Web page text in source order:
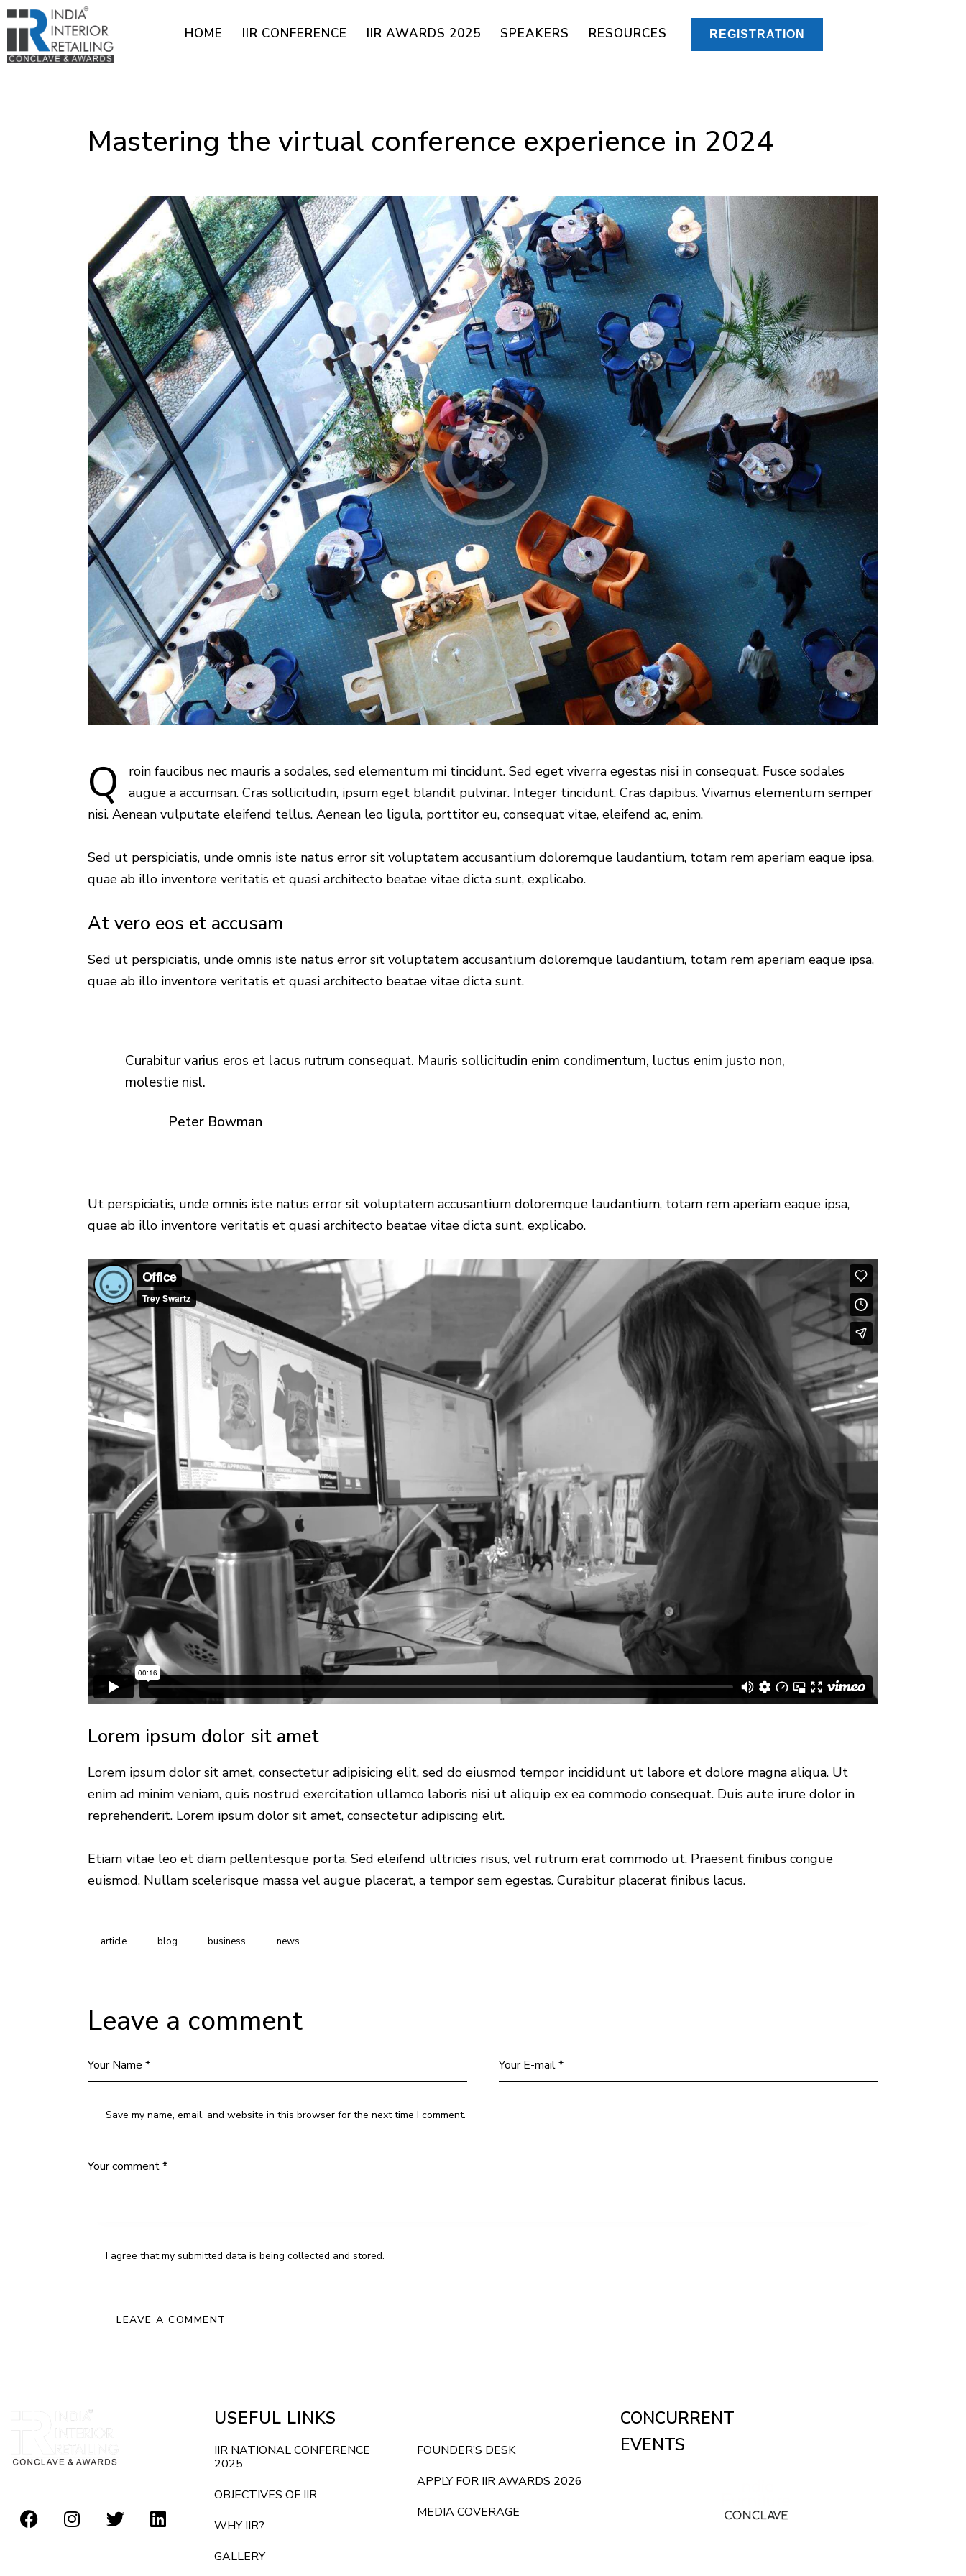
HOME IIR CONFERENCE IIR AWARDS 2025 SPEAKERS RESOURCES REGISTRATION
Mastering the virtual conference experience in 2024
Q
roin faucibus nec mauris a sodales, sed elementum mi tincidunt. Sed eget viverra egestas nisi in consequat. Fusce sodales
augue a accumsan. Cras sollicitudin, ipsum eget blandit pulvinar. Integer tincidunt. Cras dapibus. Vivamus elementum semper
nisi. Aenean vulputate eleifend tellus. Aenean leo ligula, porttitor eu, consequat vitae, eleifend ac, enim.
Sed ut perspiciatis, unde omnis iste natus error sit voluptatem accusantium doloremque laudantium, totam rem aperiam eaque ipsa,
quae ab illo inventore veritatis et quasi architecto beatae vitae dicta sunt, explicabo.
At vero eos et accusam
Sed ut perspiciatis, unde omnis iste natus error sit voluptatem accusantium doloremque laudantium, totam rem aperiam eaque ipsa,
quae ab illo inventore veritatis et quasi architecto beatae vitae dicta sunt.
Curabitur varius eros et lacus rutrum consequat. Mauris sollicitudin enim condimentum, luctus enim justo non,
molestie nisl.
Peter Bowman
Ut perspiciatis, unde omnis iste natus error sit voluptatem accusantium doloremque laudantium, totam rem aperiam eaque ipsa,
quae ab illo inventore veritatis et quasi architecto beatae vitae dicta sunt, explicabo.
Lorem ipsum dolor sit amet
Lorem ipsum dolor sit amet, consectetur adipisicing elit, sed do eiusmod tempor incididunt ut labore et dolore magna aliqua. Ut
enim ad minim veniam, quis nostrud exercitation ullamco laboris nisi ut aliquip ex ea commodo consequat. Duis aute irure dolor in
reprehenderit. Lorem ipsum dolor sit amet, consectetur adipiscing elit.
Etiam vitae leo et diam pellentesque porta. Sed eleifend ultricies risus, vel rutrum erat commodo ut. Praesent finibus congue
euismod. Nullam scelerisque massa vel augue placerat, a tempor sem egestas. Curabitur placerat finibus lacus.
article blog business news
Leave a comment
Save my name, email, and website in this browser for the next time I comment.
I agree that my submitted data is being collected and stored.
USEFUL LINKS
IIR NATIONAL CONFERENCE
2025
OBJECTIVES OF IIR
WHY IIR?
GALLERY
FOUNDER’S DESK
APPLY FOR IIR AWARDS 2026
MEDIA COVERAGE
CONCURRENT
EVENTS